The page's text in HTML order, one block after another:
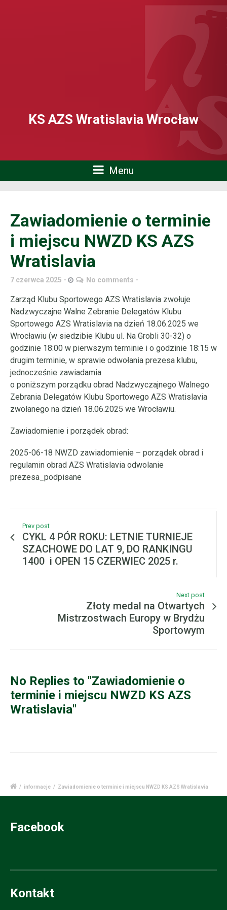
KS AZS Wratislavia Wrocław
Menu
Zawiadomienie o terminie
i miejscu NWZD KS AZS
Wratislavia
7 czerwca 2025 No comments
Zarząd Klubu Sportowego AZS Wratislavia zwołuje
Nadzwyczajne Walne Zebranie Delegatów Klubu
Sportowego AZS Wratislavia na dzień 18.06.2025 we
Wrocławiu (w siedzibie Klubu ul. Na Grobli 30-32) o
godzinie 18:00 w pierwszym terminie i o godzinie 18:15 w
drugim terminie, w sprawie odwołania prezesa klubu,
jednocześnie zawiadamia
o poniższym porządku obrad Nadzwyczajnego Walnego
Zebrania Delegatów Klubu Sportowego AZS Wratislavia
zwołanego na dzień 18.06.2025 we Wrocławiu.
Zawiadomienie i porządek obrad:
2025-06-18 NWZD zawiadomienie – porządek obrad i
regulamin obrad AZS Wratislavia odwolanie
prezesa_podpisane
Prev post
CYKL 4 PÓR ROKU: LETNIE TURNIEJE
SZACHOWE DO LAT 9, DO RANKINGU
1400 i OPEN 15 CZERWIEC 2025 r.
Next post
Złoty medal na Otwartych
Mistrzostwach Europy w Brydżu
Sportowym
No Replies to "Zawiadomienie o
terminie i miejscu NWZD KS AZS
Wratislavia"
/ informacje / Zawiadomienie o terminie i miejscu NWZD KS AZS Wratislavia
Facebook
Kontakt